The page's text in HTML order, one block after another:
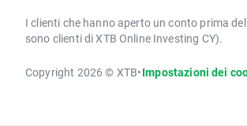
I clienti che hanno aperto un conto prima
sono clienti di XTB Online Investing CY).
Copyright 2026 © XTB•Impostazioni dei